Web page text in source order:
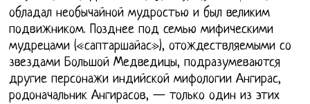
обладал необычайной мудростью и был великим
подвижником. Позднее под семью мифическими
мудрецами («саптаршайас»), отождествляемыми со
звездами Большой Медведицы, подразумеваются
другие персонажи индийской мифологии Ангирас,
родоначальник Ангирасов, — только один из этих